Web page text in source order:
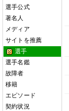
選手公式
著名人
メディア
サイトを推薦
選手
選手名鑑
故障者
移籍
エピソード
契約状況